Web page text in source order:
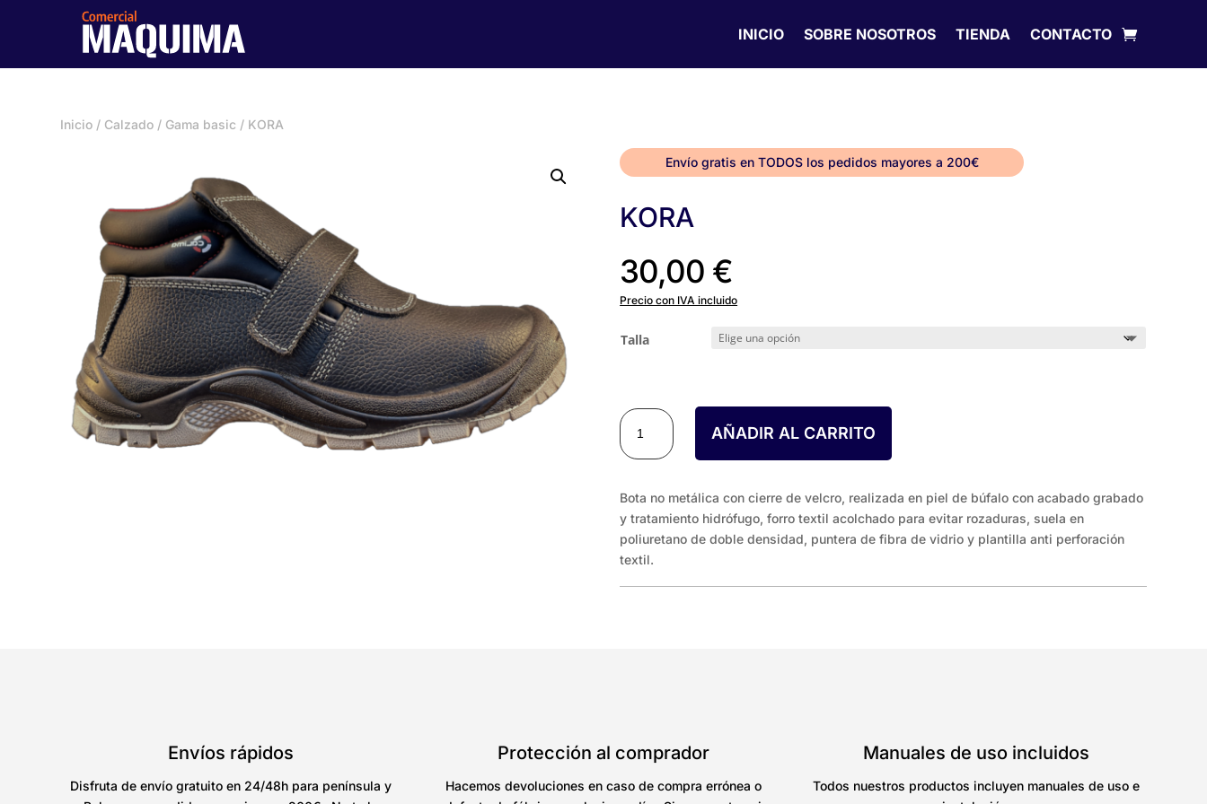
INICIO SOBRE NOSOTROS TIENDA CONTACTO
Inicio / Calzado / Gama basic / KORA
Envío gratis en TODOS los pedidos mayores a 200€
KORA
30,00 €
Precio con IVA incluido
Talla
KORA
cantidad
AÑADIR AL CARRITO
Bota no metálica con cierre de velcro, realizada en piel de búfalo con acabado grabado
y tratamiento hidrófugo, forro textil acolchado para evitar rozaduras, suela en
poliuretano de doble densidad, puntera de fibra de vidrio y plantilla anti perforación
textil.
Envíos rápidos
Disfruta de envío gratuito en 24/48h para península y
Protección al comprador
Hacemos devoluciones en caso de compra errónea o
Manuales de uso incluidos
Todos nuestros productos incluyen manuales de uso e